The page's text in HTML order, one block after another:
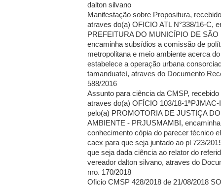
dalton silvano
Manifestação sobre Propositura,
atraves do(a) OFICIO ATL N°338/16-C,
PREFEITURA DO MUNICÍPIO DE SÃO
encaminha subsídios a comissão de
metropolitana e meio ambiente acerca
estabelece a operação urbana
tamanduateí, atraves do Documento
588/2016
Assunto para ciência da CMSP,
atraves do(a) OFÍCIO 103/18-1ªPJMAC-
pelo(a) PROMOTORIA DE JUSTIÇA
AMBIENTE - PRJUSMAMBI,
conhecimento cópia do parecer técnico
caex para que seja juntado ao pl 723/
que seja dada ciência ao relator do
vereador dalton silvano, atraves do
nro. 170/2018
Oficio CMSP 428/2018 de 21/08/2018